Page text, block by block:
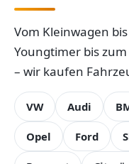
Vom Kleinwagen
Youngtimer bis
– wir kaufen
VW Audi
Opel Ford